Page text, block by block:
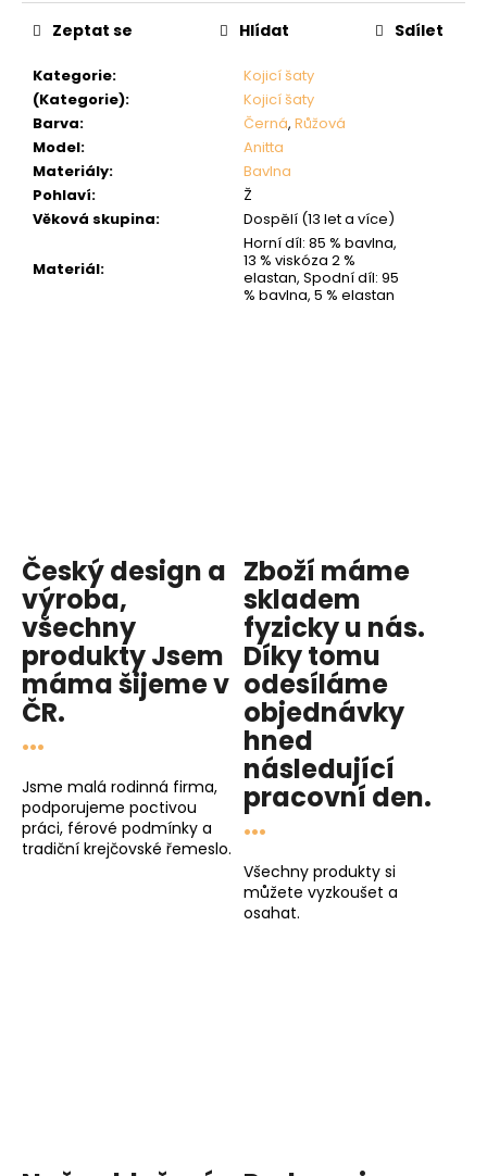
Kategorie:
Kojicí šaty
(Kategorie):
Kojicí šaty
Barva: Černá, Růžová
Model:
Anitta
Materiály:
Bavlna
Pohlaví:
Ž
Věková skupina: Dospělí (13 let a více)
Materiál:
Horní díl: 85 % bavlna,
13 % viskóza 2 %
elastan, Spodní díl: 95
% bavlna, 5 % elastan
Zeptat se Hlídat Sdílet
Český design a
výroba,
všechny
produktyJsem
mámašijeme v
ČR.
...
Jsme malá rodinná firma,
podporujeme poctivou
práci, férové podmínky a
tradiční krejčovské řemeslo.
Zboží máme
skladem
fyzicky u nás.
Díky tomu
odesíláme
objednávky
hned
následující
pracovní den.
...
Všechny produkty si
můžete vyzkoušet a
osahat.